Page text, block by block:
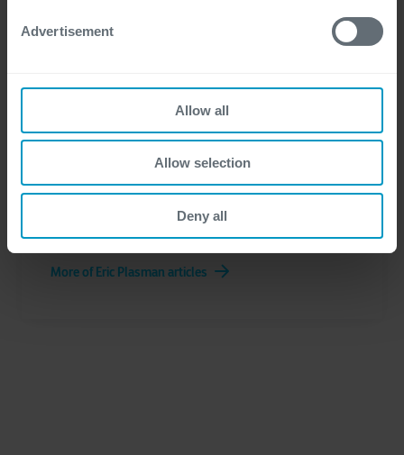
Advertisement
Allow all
Allow selection
Deny all
Eric Plasman
More of Eric Plasman articles